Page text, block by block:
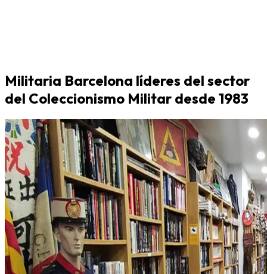
Militaria Barcelona líderes del sector
del Coleccionismo Militar desde 1983